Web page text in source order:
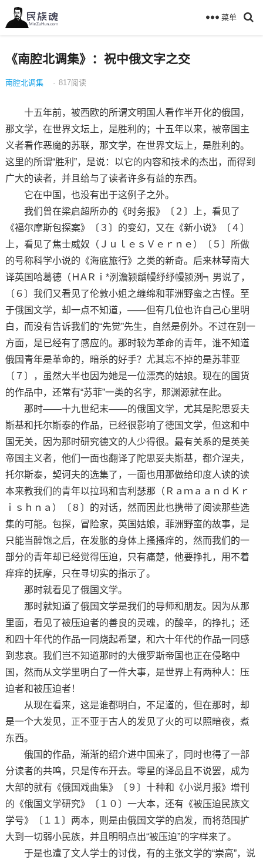
菜单
《南腔北调集》：祝中俄文字之交
南腔北调集 · 817阅读
十五年前，被西欧的所谓文明国人看作半开化的俄国，
那文学，在世界文坛上，是胜利的；十五年以来，被帝国主
义者看作恶魔的苏联，那文学，在世界文坛上，是胜利的。
这里的所谓“胜利”，是说：以它的内容和技术的杰出，而得到
广大的读者，并且给与了读者许多有益的东西。
它在中国，也没有出于这例子之外。
我们曾在梁启超所办的《时务报》〔２〕上，看见了
《福尔摩斯包探案》〔３〕的变幻，又在《新小说》〔４〕
上，看见了焦士威奴（ＪｕｌｅｓＶｅｒｎｅ）〔５〕所做
的号称科学小说的《海底旅行》之类的新奇。后来林琴南大
译英国哈葛德（ＨAＲｉ*洌澹颍龋幔纾纾幔颍洌┑男说了，
〔６〕我们又看见了伦敦小姐之缠绵和菲洲野蛮之古怪。至
于俄国文学，却一点不知道，——但有几位也许自己心里明
白，而没有告诉我们的“先觉”先生，自然是例外。不过在别一
方面，是已经有了感应的。那时较为革命的青年，谁不知道
俄国青年是革命的，暗杀的好手？尤其忘不掉的是苏菲亚
〔７〕，虽然大半也因为她是一位漂亮的姑娘。现在的国货
的作品中，还常有“苏菲”一类的名字，那渊源就在此。
那时——十九世纪末——的俄国文学，尤其是陀思妥夫
斯基和托尔斯泰的作品，已经很影响了德国文学，但这和中
国无关，因为那时研究德文的人少得很。最有关系的是英美
帝国主义者，他们一面也翻译了陀思妥夫斯基，都介涅夫，
托尔斯泰，契诃夫的选集了，一面也用那做给印度人读的读
本来教我们的青年以拉玛和吉利瑟那（ＲａｍａａｎｄＫｒ
ｉｓｈｎａ）〔８〕的对话，然而因此也携带了阅读那些选
集的可能。包探，冒险家，英国姑娘，菲洲野蛮的故事，是
只能当醉饱之后，在发胀的身体上搔搔痒的，然而我们的一
部分的青年却已经觉得压迫，只有痛楚，他要挣扎，用不着
痒痒的抚摩，只在寻切实的指示了。
那时就看见了俄国文学。
那时就知道了俄国文学是我们的导师和朋友。因为从那
里面，看见了被压迫者的善良的灵魂，的酸辛，的挣扎；还
和四十年代的作品一同烧起希望，和六十年代的作品一同感
到悲哀。我们岂不知道那时的大俄罗斯帝国也正在侵略中
国，然而从文学里明白了一件大事，是世界上有两种人：压
迫者和被压迫者！
从现在看来，这是谁都明白，不足道的，但在那时，却
是一个大发见，正不亚于古人的发见了火的可以照暗夜，煮
东西。
俄国的作品，渐渐的绍介进中国来了，同时也得了一部
分读者的共鸣，只是传布开去。零星的译品且不说罢，成为
大部的就有《俄国戏曲集》〔９〕十种和《小说月报》增刊
的《俄国文学研究》〔１０〕一大本，还有《被压迫民族文
学号》〔１１〕两本，则是由俄国文学的启发，而将范围扩
大到一切弱小民族，并且明明点出“被压迫”的字样来了。
于是也遭了文人学士的讨伐，有的主张文学的“崇高”，说